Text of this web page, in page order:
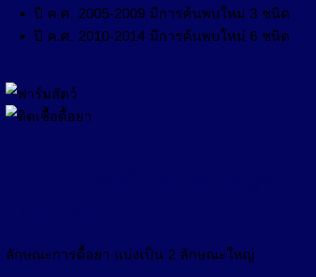
ปี ค.ศ. 2005-2009 มีการค้นพบใหม่ 3 ชนิด
ปี ค.ศ. 2010-2014 มีการค้นพบใหม่ 6 ชนิด
ลักษณะการดื้อยา แบ่งเป็น 2 ลักษณะใหญ่